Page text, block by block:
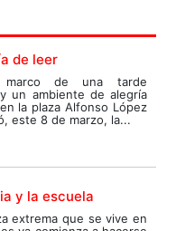
de leer
de una tarde
un ambiente de alegría
la plaza Alfonso López
este 8 de marzo, la...
y la escuela
extrema que se vive en